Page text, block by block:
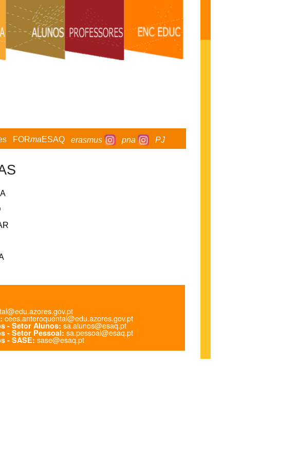
FORmaESAQ erasmus pna PJ
cees.anteroquental@edu.azores.gov.pt
- Setor Alunos: sa.alunos@esaq.pt
- Setor Pessoal: sa.pessoal@esaq.pt
- SASE: sase@esaq.pt